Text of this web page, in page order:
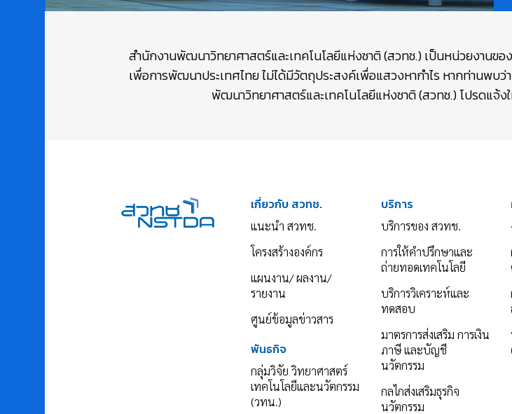
สำนักงานพัฒนาวิทยาศาสตร์และเทคโนโลยีแห่งชาติ (สวทช.) เป็นหน่วยงาน
เพื่อการพัฒนาประเทศไทย ไม่ได้มีวัตถุประสงค์เพื่อแสวงหากำไร หากท่านพ
พัฒนาวิทยาศาสตร์และเทคโนโลยีแห่งชาติ (สวทช.) โปรดแจ้
เกี่ยวกับ สวทช.
แนะนำ สวทช.
โครงสร้างองค์กร
แผนงาน/ ผลงาน/
รายงาน
ศูนย์ข้อมูลข่าวสาร
พันธกิจ
กลุ่มวิจัย วิทยาศาสตร์
เทคโนโลยีและนวัตกรรม
(วทน.)
บริการ
บริการของ สวทช.
การให้คำปรึกษาและ
ถ่ายทอดเทคโนโลยี
บริการวิเคราะห์และ
ทดสอบ
มาตรการส่งเสริม การเงิน
ภาษี และบัญชี
นวัตกรรม
กลไกส่งเสริมธุรกิจ
นวัตกรรม